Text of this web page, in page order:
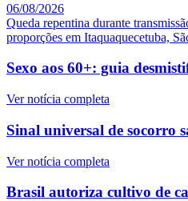
06/08/2026
Queda repentina durante
proporções em Itaquaquecetuba,
Sexo aos 60+: guia
Ver notícia completa
Sinal universal de socorro
Ver notícia completa
Brasil autoriza cultivo de